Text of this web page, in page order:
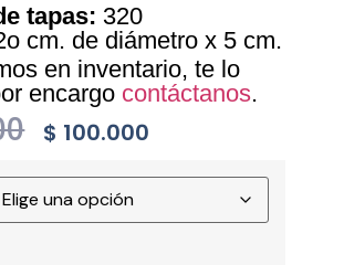
tapas: 320
cm. de diámetro x 5 cm.
en inventario, te lo
encargo contáctanos.
$ 100.000